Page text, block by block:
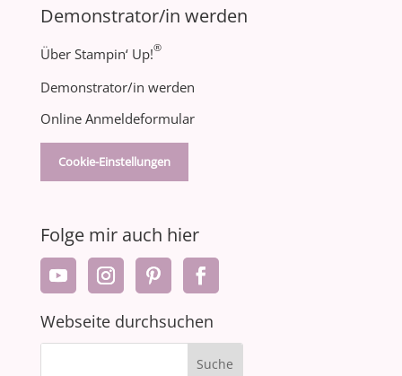
Demonstrator/in werden
Über Stampin‘ Up!®
Demonstrator/in werden
Online Anmeldeformular
Cookie-Einstellungen
Folge mir auch hier
Webseite durchsuchen